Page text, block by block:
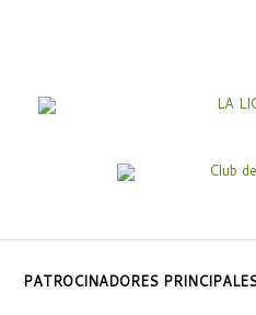
PATROCINADORES